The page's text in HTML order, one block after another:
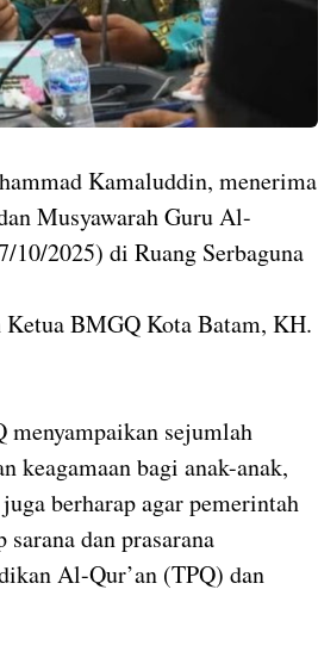
Kamaluddin, menerima
Musyawarah Guru Al-
10/2025) di Ruang Serbaguna
BMGQ Kota Batam, KH.
menyampaikan sejumlah
keagamaan bagi anak-anak,
berharap agar pemerintah
dan prasarana
Al-Qur’an (TPQ) dan